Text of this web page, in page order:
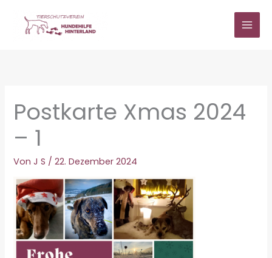
springen
Postkarte Xmas 2024
– 1
VonJ S /22. Dezember 2024